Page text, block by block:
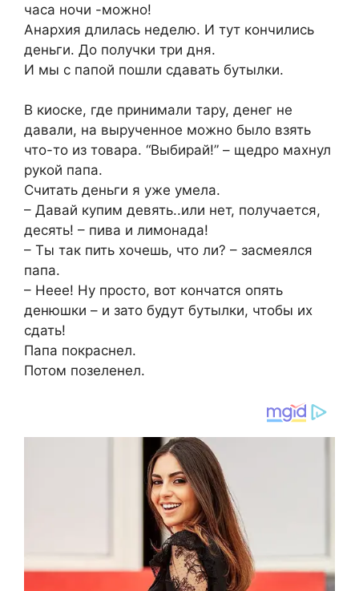
часа ночи -можно!
Анархия длилась неделю. И тут кончились
деньги. До получки три дня.
И мы с папой пошли сдавать бутылки.
В киоске, где принимали тару, денег не
давали, на вырученное можно было взять
что-то из товара. “Выбирай!” – щедро махнул
рукой папа.
Считать деньги я уже умела.
– Давай купим девять..или нет, получается,
десять! – пива и лимонада!
– Ты так пить хочешь, что ли? – засмеялся
папа.
– Неее! Ну просто, вот кончатся опять
денюшки – и зато будут бутылки, чтобы их
сдать!
Папа покраснел.
Потом позеленел.